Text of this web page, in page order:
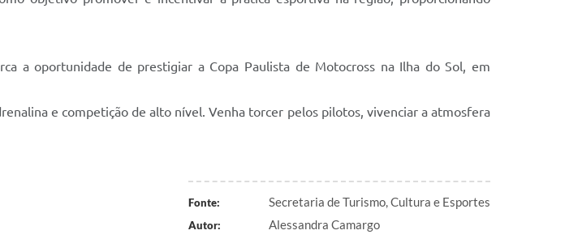
a oportunidade de prestigiar a Copa Paulista de Motocross na Ilha do Sol, em
e competição de alto nível. Venha torcer pelos pilotos, vivenciar a atmosfera
Fonte: Secretaria de Turismo, Cultura e Esportes
Autor: Alessandra Camargo